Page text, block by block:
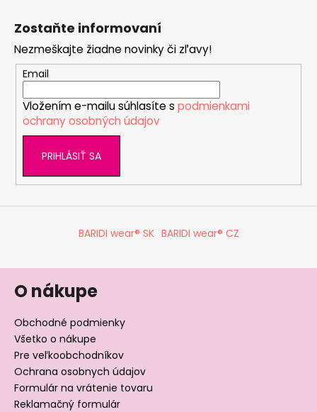
Zostaňte informovaní
Nezmeškajte žiadne novinky či zľavy!
Email
Vložením e-mailu súhlasíte s podmienkami
ochrany osobných údajov
PRIHLÁSIŤ SA
BARIDI wear® SK BARIDI wear® CZ
O nákupe
Obchodné podmienky
Všetko o nákupe
Pre veľkoobchodníkov
Ochrana osobnych údajov
Formulár na vrátenie tovaru
Reklamačný formulár